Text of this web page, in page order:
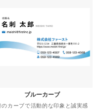
ブルーカーブ
のカーブで活動的な印象と誠実感